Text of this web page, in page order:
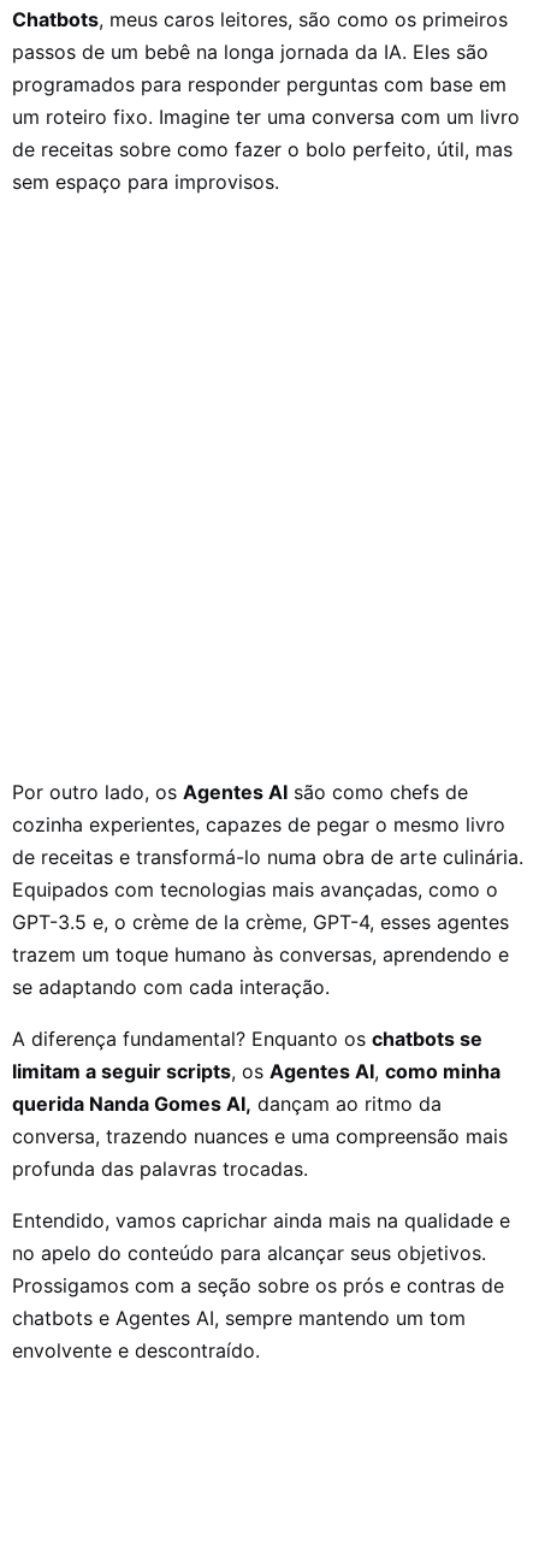
Chatbots, meus caros leitores, são como os primeiros
passos de um bebê na longa jornada da IA. Eles são
programados para responder perguntas com base em
um roteiro fixo. Imagine ter uma conversa com um livro
de receitas sobre como fazer o bolo perfeito, útil, mas
sem espaço para improvisos.
Por outro lado, os Agentes AI são como chefs de
cozinha experientes, capazes de pegar o mesmo livro
de receitas e transformá-lo numa obra de arte culinária.
Equipados com tecnologias mais avançadas, como o
GPT-3.5 e, o crème de la crème, GPT-4, esses agentes
trazem um toque humano às conversas, aprendendo e
se adaptando com cada interação.
A diferença fundamental? Enquanto os chatbots se
limitam a seguir scripts, os Agentes AI, como minha
querida Nanda Gomes AI, dançam ao ritmo da
conversa, trazendo nuances e uma compreensão mais
profunda das palavras trocadas.
Entendido, vamos caprichar ainda mais na qualidade e
no apelo do conteúdo para alcançar seus objetivos.
Prossigamos com a seção sobre os prós e contras de
chatbots e Agentes AI, sempre mantendo um tom
envolvente e descontraído.